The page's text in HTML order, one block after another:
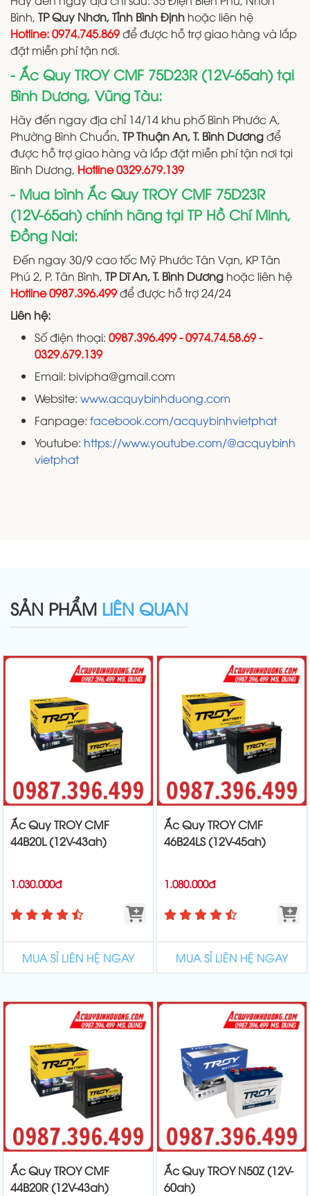
Bình, TP Quy Nhơn, Tỉnh Bình Định hoặc liên hệ
Hotline: 0974.745.869để được hỗ trợ giao hàng và lắp
đặt miễn phí tận nơi.
- Ắc Quy TROY CMF 75D23R (12V-65ah) tại
Bình Dương, Vũng Tàu:
Hãy đến ngay địa chỉ 14/14 khu phố Bình Phước A,
Phường Bình Chuẩn, TP Thuận An, T. Bình Dươngđể
được hỗ trợ giao hàng và lắp đặt miễn phí tận nơi tại
Bình Dương, Hotline 0329.679.139
- Mua bình Ắc Quy TROY CMF 75D23R
(12V-65ah) chính hãng tại TP Hồ Chí Minh,
Đồng Nai:
Đến ngay 30/9 cao tốc Mỹ Phước Tân Vạn, KP Tân
Phú 2, P. Tân Bình, TP Dĩ An, T. Bình Dương hoặc liên hệ
Hotline 0987.396.499để được hỗ trợ 24/24
Liên hệ:
Số điện thoại: 0987.396.499 - 0974.74.58.69 -
0329.679.139
Email: bivipha@gmail.com
Website: www.acquybinhduong.com
Fanpage: facebook.com/acquybinhvietphat
Youtube: https://www.youtube.com/@acquybinh
vietphat
SẢN PHẨM LIÊN QUAN
Ắc Quy TROY CMF
44B20L (12V-43ah)
1.030.000đ
MUA SỈ LIÊN HỆ NGAY
Ắc Quy TROY CMF
46B24LS (12V-45ah)
1.080.000đ
MUA SỈ LIÊN HỆ NGAY
Ắc Quy TROY CMF
44B20R (12V-43ah)
Ắc Quy TROY N50Z (12V-
60ah)